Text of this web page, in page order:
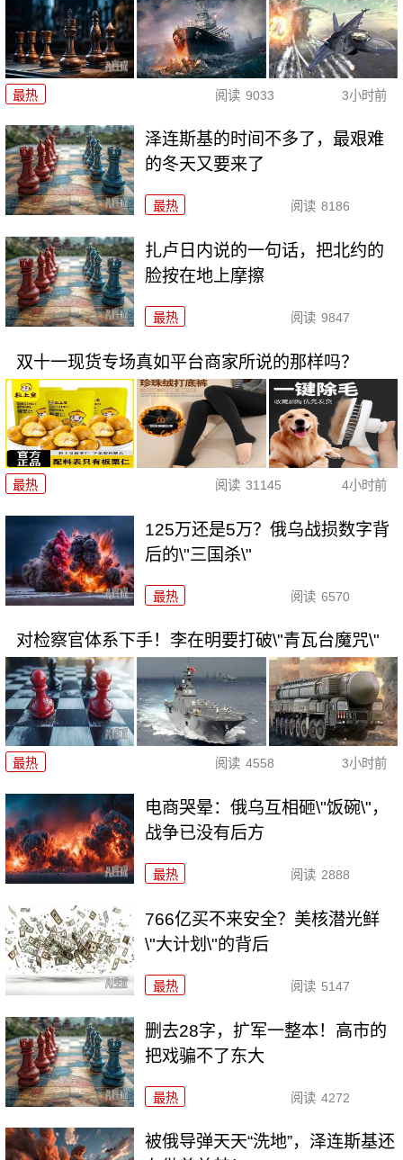
最热 阅读 9033 3小时前
泽连斯基的时间不多了，最艰难
的冬天又要来了
最热 阅读 8186
扎卢日内说的一句话，把北约的
脸按在地上摩擦
最热 阅读 9847
双十一现货专场真如平台商家所说的那样吗？
最热 阅读 31145 4小时前
125万还是5万？俄乌战损数字背
后的\"三国杀\"
最热 阅读 6570
对检察官体系下手！李在明要打破\"青瓦台魔咒\"
最热 阅读 4558 3小时前
电商哭晕：俄乌互相砸\"饭碗\"，
战争已没有后方
最热 阅读 2888
766亿买不来安全？美核潜光鲜
\"大计划\"的背后
最热 阅读 5147
删去28字，扩军一整本！高市的
把戏骗不了东大
最热 阅读 4272
被俄导弹天天“洗地”，泽连斯基还